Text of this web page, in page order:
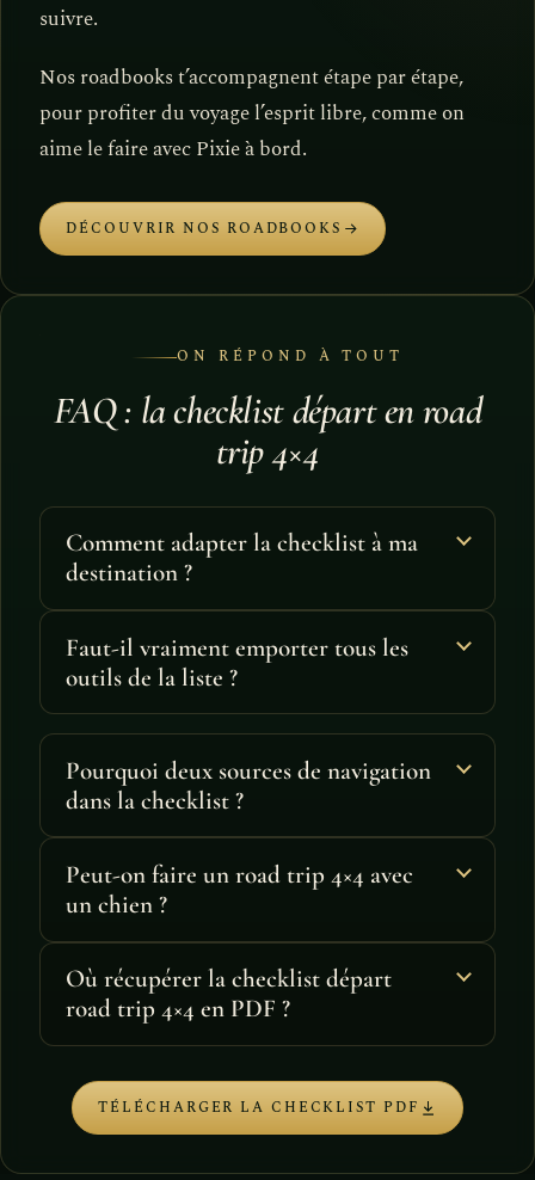
suivre.
Nos roadbooks t’accompagnent étape par étape,
pour profiter du voyage l’esprit libre, comme on
aime le faire avec Pixie à bord.
DÉCOUVRIR NOS ROADBOOKS
ON RÉPOND À TOUT
FAQ : la checklist départ en road
trip 4×4
Comment adapter la checklist à ma
destination ?
Faut-il vraiment emporter tous les
outils de la liste ?
Pourquoi deux sources de navigation
dans la checklist ?
Peut-on faire un road trip 4×4 avec
un chien ?
Où récupérer la checklist départ
road trip 4×4 en PDF ?
TÉLÉCHARGER LA CHECKLIST PDF